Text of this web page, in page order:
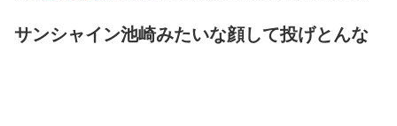
サンシャイン池崎みたいな顔して投げとんな